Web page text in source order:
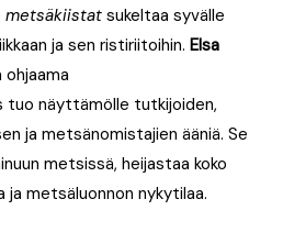
metsäkiistat sukeltaa syvälle
ja sen ristiriitoihin. Elsa
näyttämölle tutkijoiden,
ja metsänomistajien ääniä. Se
metsissä, heijastaa koko
metsäluonnon nykytilaa.